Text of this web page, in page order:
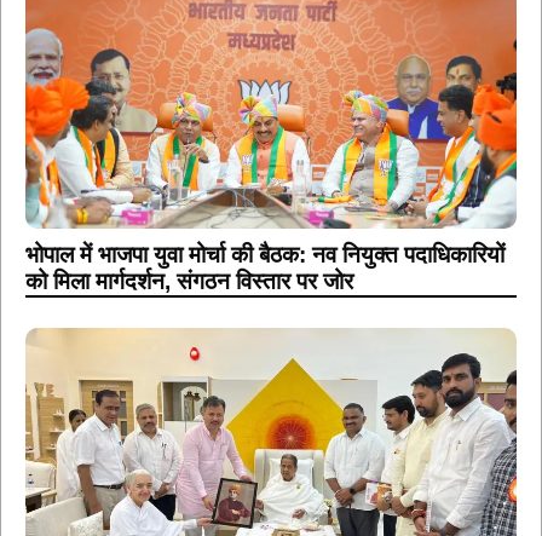
भोपाल में भाजपा युवा मोर्चा की बैठक: नव नियुक्त पदाधिकारियों
को मिला मार्गदर्शन, संगठन विस्तार पर जोर